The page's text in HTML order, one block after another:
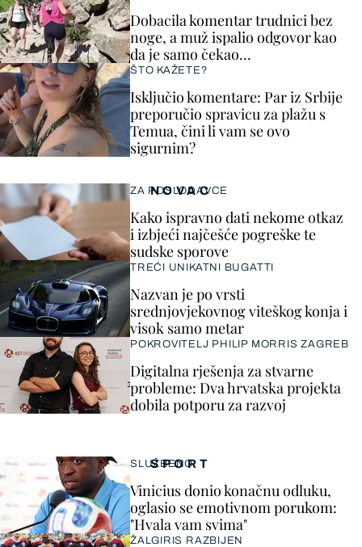
Dobacila komentar trudnici bez
noge, a muž ispalio odgovor kao
da je samo čekao…
ŠTO KAŽETE?
Isključio komentare: Par iz Srbije
preporučio spravicu za plažu s
Temua, čini li vam se ovo
sigurnim?
SPORT
SLUŽBENO
Vinicius donio konačnu odluku,
oglasio se emotivnom porukom:
"Hvala vam svima"
ŽALGIRIS RAZBIJEN
NOVAC
ZA POSLODAVCE
Kako ispravno dati nekome otkaz
i izbjeći najčešće pogreške te
sudske sporove
TREĆI UNIKATNI BUGATTI
Nazvan je po vrsti
srednjovjekovnog viteškog konja i
visok samo metar
POKROVITELJ PHILIP MORRIS ZAGREB
Digitalna rješenja za stvarne
probleme: Dva hrvatska projekta
dobila potporu za razvoj